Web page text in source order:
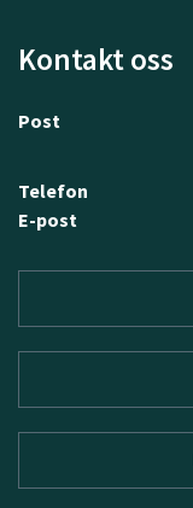
Kontakt oss
Post
Telefon
E-post